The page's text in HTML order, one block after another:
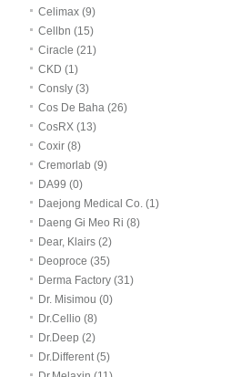
Celimax (9)
Cellbn (15)
Ciracle (21)
CKD (1)
Consly (3)
Cos De Baha (26)
CosRX (13)
Coxir (8)
Cremorlab (9)
DA99 (0)
Daejong Medical Co. (1)
Daeng Gi Meo Ri (8)
Dear, Klairs (2)
Deoproce (35)
Derma Factory (31)
Dr. Misimou (0)
Dr.Cellio (8)
Dr.Deep (2)
Dr.Different (5)